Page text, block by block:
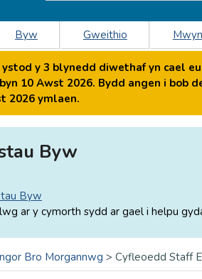
Byw Gweithio
y 3 blynedd diwethaf yn cael
10 Awst 2026. Bydd angen i bob
2026 ymlaen.
Byw
Byw
ar y cymorth sydd ar gael i helpu
Bro Morgannwg > Cyfleoedd Staff